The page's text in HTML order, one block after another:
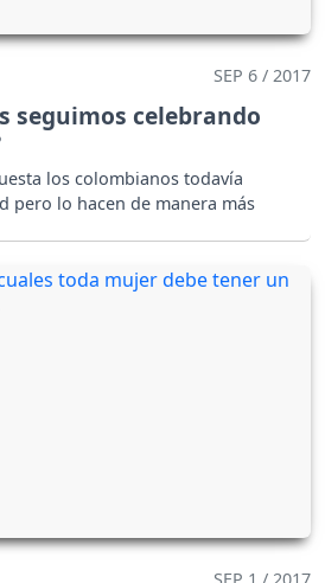
SEP 6 / 2017
seguimos celebrando
los colombianos todavía
pero lo hacen de manera más